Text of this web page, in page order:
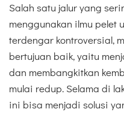
Salah satu jalur yang
menggunakan ilmu pelet
terdengar kontroversial,
bertujuan baik, yaitu
dan membangkitkan
mulai redup. Selama di
ini bisa menjadi solusi